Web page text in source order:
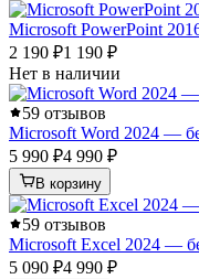
Microsoft PowerPoint
2 190 ₽1 190 ₽
Нет в наличии
59 отзывов
Microsoft Word 2024 —
5 990 ₽4 990 ₽
В корзину
59 отзывов
Microsoft Excel 2024 —
5 090 ₽4 990 ₽